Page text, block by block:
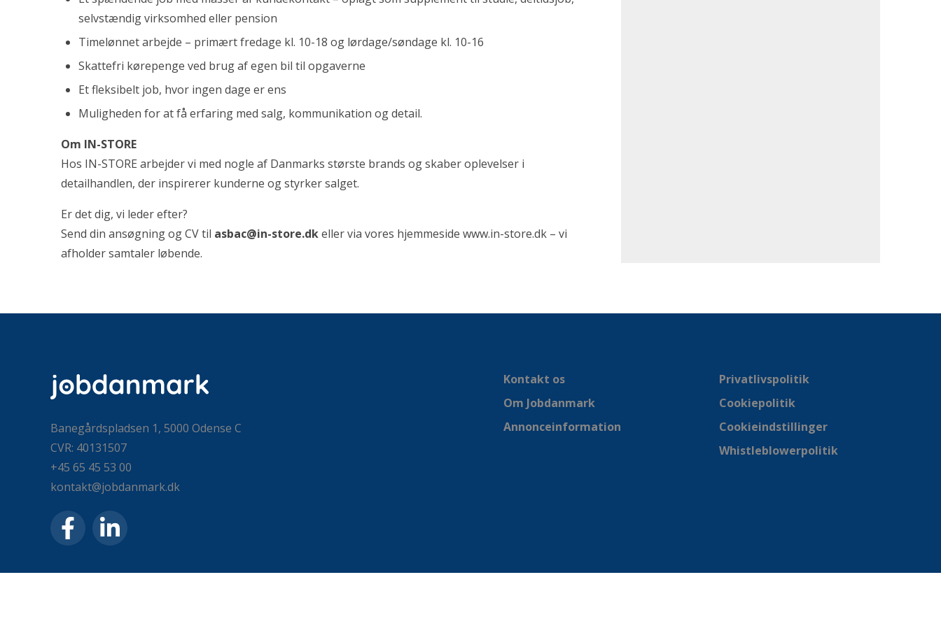
selvstændig virksomhed eller pension
Timelønnet arbejde – primært fredage kl. 10-18 og lørdage/søndage kl. 10-16
Skattefri kørepenge ved brug af egen bil til opgaverne
Et fleksibelt job, hvor ingen dage er ens
Muligheden for at få erfaring med salg, kommunikation og detail.
Om IN-STORE
Hos IN-STORE arbejder vi med nogle af Danmarks største brands og skaber oplevelser i
detailhandlen, der inspirerer kunderne og styrker salget.
Er det dig, vi leder efter?
Send din ansøgning og CV til asbac@in-store.dkeller via vores hjemmeside www.in-store.dk – vi
afholder samtaler løbende.
Banegårdspladsen 1, 5000 Odense C
CVR: 40131507
+45 65 45 53 00
kontakt@jobdanmark.dk
Kontakt os
Om Jobdanmark
Annonceinformation
Privatlivspolitik
Cookiepolitik
Cookieindstillinger
Whistleblowerpolitik